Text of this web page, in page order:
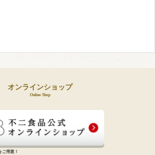
オンラインショップ
Online Shop
用意！